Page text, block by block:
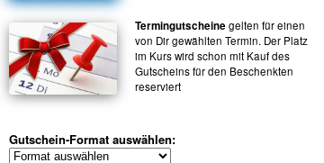
Termingutscheine gelten für einen
von Dir gewählten Termin. Der Platz
im Kurs wird schon mit Kauf des
Gutscheins für den Beschenkten
reserviert
Gutschein-Format auswählen: